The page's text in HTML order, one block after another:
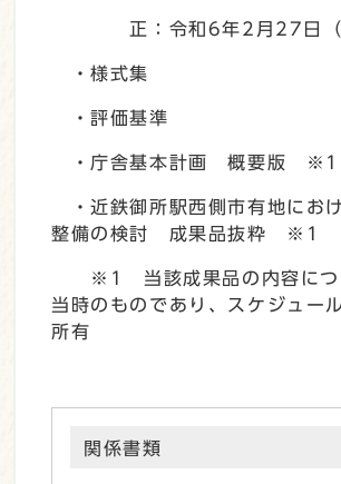
正：令和6年2月27日（
・様式集
・評価基準
・庁舎基本計画 概要版 ※1
・近鉄御所駅西側市有地にお
整備の検討 成果品抜粋 ※1
※1 当該成果品の内容につ
当時のものであり、スケジュー
所有
関係書類